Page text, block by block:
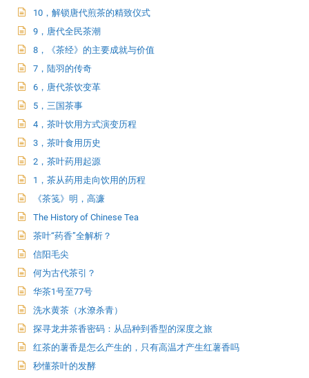
10，解锁唐代煎茶的精致仪式
9，唐代全民茶潮
8，《茶经》的主要成就与价值
7，陆羽的传奇
6，唐代茶饮变革
5，三国茶事
4，茶叶饮用方式演变历程
3，茶叶食用历史
2，茶叶药用起源
1，茶从药用走向饮用的历程
《茶笺》明，高濂
The History of Chinese Tea
茶叶“药香”全解析？
信阳毛尖
何为古代茶引？
华茶1号至77号
洗水黄茶（水潦杀青）
探寻龙井茶香密码：从品种到香型的深度之旅
红茶的薯香是怎么产生的，只有高温才产生红薯香吗
秒懂茶叶的发酵